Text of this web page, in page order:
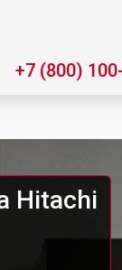
+7 (800)
Hitachi